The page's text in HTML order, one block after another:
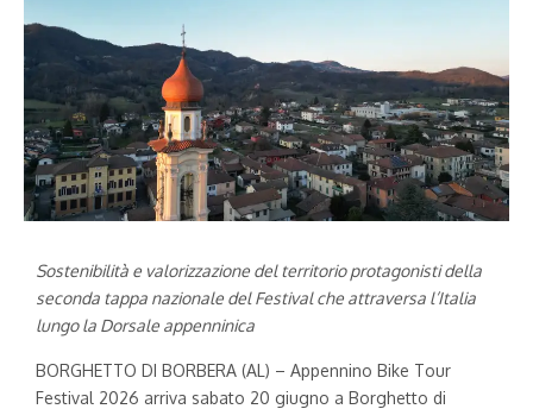
Sostenibilità e valorizzazione del territorio protagonisti della
seconda tappa nazionale del Festival che attraversa l’Italia
lungo la Dorsale appenninica
BORGHETTO DI BORBERA (AL) – Appennino Bike Tour
Festival 2026 arriva sabato 20 giugno a Borghetto di